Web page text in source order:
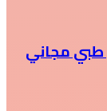
طبي مجاني